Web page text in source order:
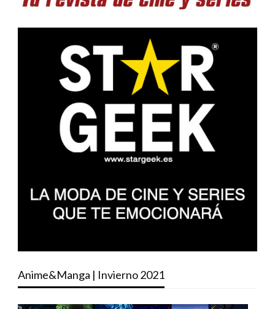
Anime&Manga | Invierno 2021